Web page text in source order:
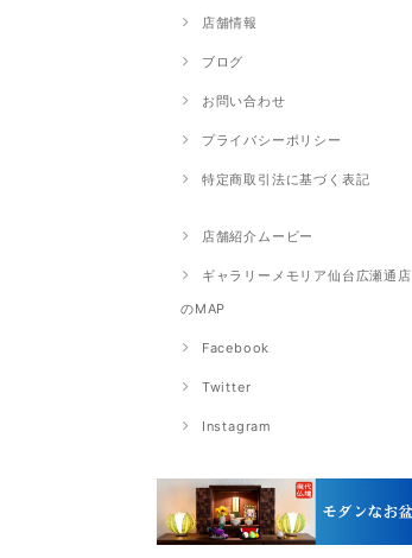
店舗情報
ブログ
お問い合わせ
プライバシーポリシー
特定商取引法に基づく表記
店舗紹介ムービー
ギャラリーメモリア仙台広瀬通店
のMAP
Facebook
Twitter
Instagram